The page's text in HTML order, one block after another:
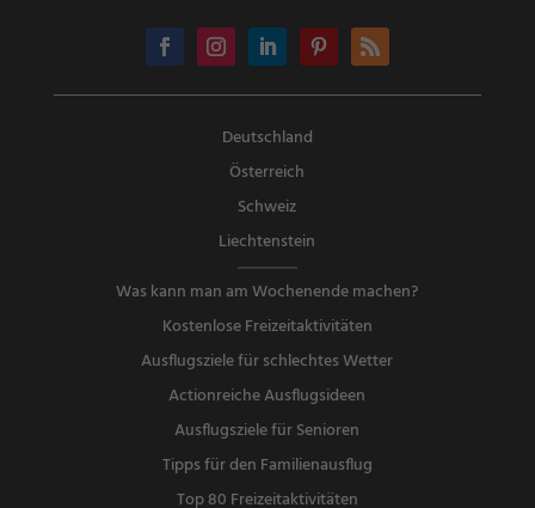
Deutschland
Österreich
Schweiz
Liechtenstein
Was kann man am Wochenende machen?
Kostenlose Freizeitaktivitäten
Ausflugsziele für schlechtes Wetter
Actionreiche Ausflugsideen
Ausflugsziele für Senioren
Tipps für den Familienausflug
Top 80 Freizeitaktivitäten